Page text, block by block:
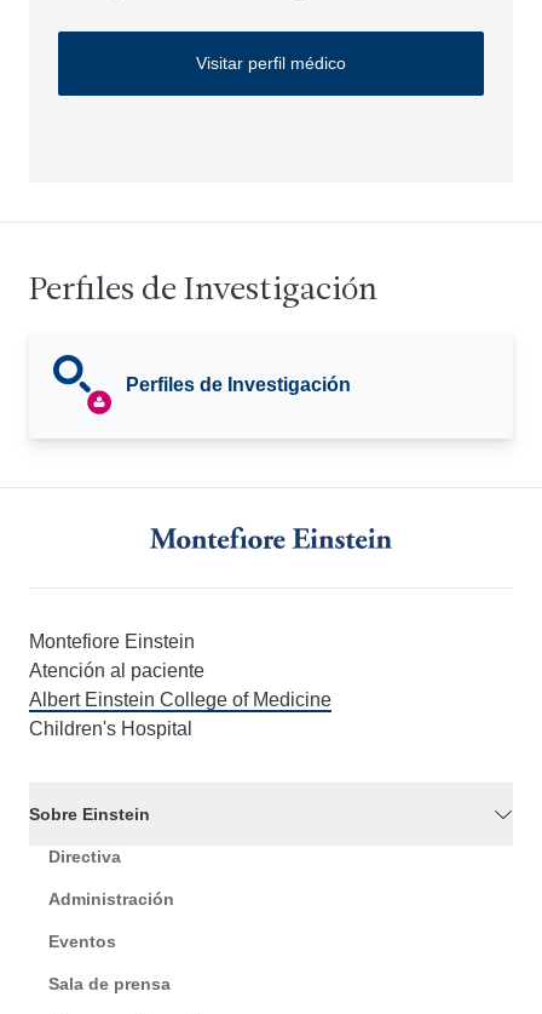
Visitar perfil médico
Perfiles de Investigación
Perfiles de Investigación
Montefiore Einstein
Atención al paciente
Albert Einstein College of Medicine
Children's Hospital
Sobre Einstein
Directiva
Administración
Eventos
Sala de prensa